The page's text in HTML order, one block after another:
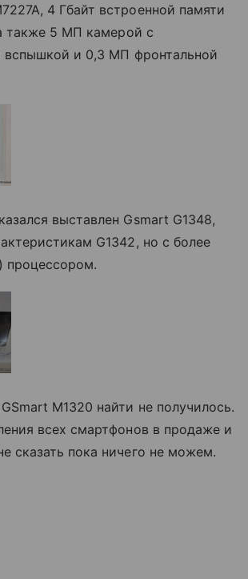
4 Гбайт встроенной памяти
также 5 МП камерой с
вспышкой и 0,3 МП фронтальной
выставлен Gsmart G1348,
G1342, но с более
M1320 найти не получилось.
всех смартфонов в продаже и
сказать пока ничего не можем.